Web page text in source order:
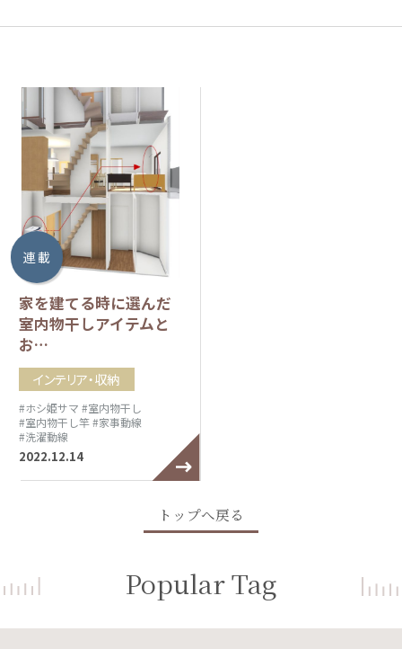
連 載
家を建てる時に選んだ
室内物干しアイテムと
お…
インテリア・収納
#ホシ姫サマ #室内物干し
#室内物干し竿#家事動線
#洗濯動線
2022.12.14
トップへ戻る
Popular Tag